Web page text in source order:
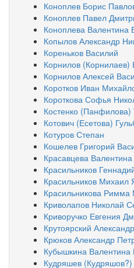
Коноплев Борис
Коноплев Павел
Коноплева Валентина
Копылов Александр
Кореньков Василий
Корнилов
Корнилов Алексей
Коротков Иван
Короткова Софья
Костенко (Панфилова)
Котович (Есетова)
Котуров Степан
Кошелев Григорий
Красавцева
Красильников
Красильников Михаил
Красильникова Римма
Криволапов Николай
Криворучко Евгения
Крутоярский
Крюков Александр
Кубышкина Валентина
Кудряшев